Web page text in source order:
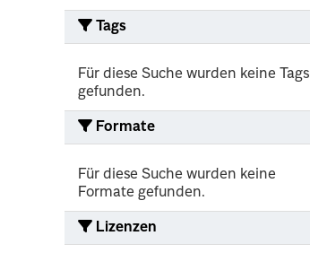
Tags
Für diese Suche wurden keine Tags
gefunden.
Formate
Für diese Suche wurden keine
Formate gefunden.
Lizenzen